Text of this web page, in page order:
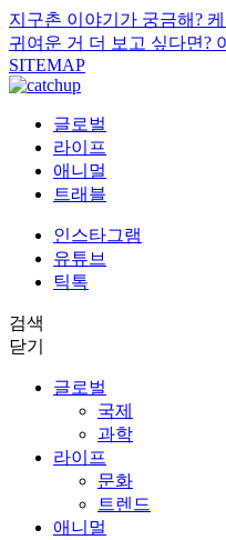
지구촌 이야기가 궁금해?
귀여운 거 더 보고 싶다면?
SITEMAP
글로벌
라이프
애니멀
트래블
인스타그램
유튜브
틱톡
검색
닫기
글로벌
국제
과학
라이프
문화
트렌드
애니멀